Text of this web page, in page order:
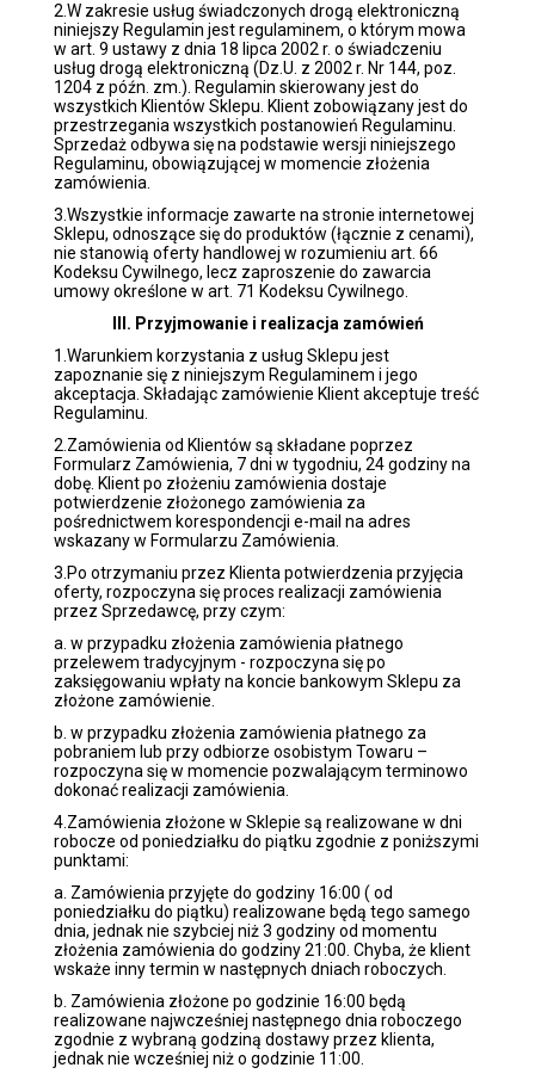
2.W zakresie usług świadczonych drogą elektroniczną
niniejszy Regulamin jest regulaminem, o którym mowa
w art. 9 ustawy z dnia 18 lipca 2002 r. o świadczeniu
usług drogą elektroniczną (Dz.U. z 2002 r. Nr 144, poz.
1204 z późn. zm.). Regulamin skierowany jest do
wszystkich Klientów Sklepu. Klient zobowiązany jest do
przestrzegania wszystkich postanowień Regulaminu.
Sprzedaż odbywa się na podstawie wersji niniejszego
Regulaminu, obowiązującej w momencie złożenia
zamówienia.
3.Wszystkie informacje zawarte na stronie internetowej
Sklepu, odnoszące się do produktów (łącznie z cenami),
nie stanowią oferty handlowej w rozumieniu art. 66
Kodeksu Cywilnego, lecz zaproszenie do zawarcia
umowy określone w art. 71 Kodeksu Cywilnego.
III. Przyjmowanie i realizacja zamówień
1.Warunkiem korzystania z usług Sklepu jest
zapoznanie się z niniejszym Regulaminem i jego
akceptacja. Składając zamówienie Klient akceptuje treść
Regulaminu.
2.Zamówienia od Klientów są składane poprzez
Formularz Zamówienia, 7 dni w tygodniu, 24 godziny na
dobę. Klient po złożeniu zamówienia dostaje
potwierdzenie złożonego zamówienia za
pośrednictwem korespondencji e-mail na adres
wskazany w Formularzu Zamówienia.
3.Po otrzymaniu przez Klienta potwierdzenia przyjęcia
oferty, rozpoczyna się proces realizacji zamówienia
przez Sprzedawcę, przy czym:
a. w przypadku złożenia zamówienia płatnego
przelewem tradycyjnym - rozpoczyna się po
zaksięgowaniu wpłaty na koncie bankowym Sklepu za
złożone zamówienie.
b. w przypadku złożenia zamówienia płatnego za
pobraniem lub przy odbiorze osobistym Towaru –
rozpoczyna się w momencie pozwalającym terminowo
dokonać realizacji zamówienia.
4.Zamówienia złożone w Sklepie są realizowane w dni
robocze od poniedziałku do piątku zgodnie z poniższymi
punktami:
a. Zamówienia przyjęte do godziny 16:00 ( od
poniedziałku do piątku) realizowane będą tego samego
dnia, jednak nie szybciej niż 3 godziny od momentu
złożenia zamówienia do godziny 21:00. Chyba, że klient
wskaże inny termin w następnych dniach roboczych.
b. Zamówienia złożone po godzinie 16:00 będą
realizowane najwcześniej następnego dnia roboczego
zgodnie z wybraną godziną dostawy przez klienta,
jednak nie wcześniej niż o godzinie 11:00.